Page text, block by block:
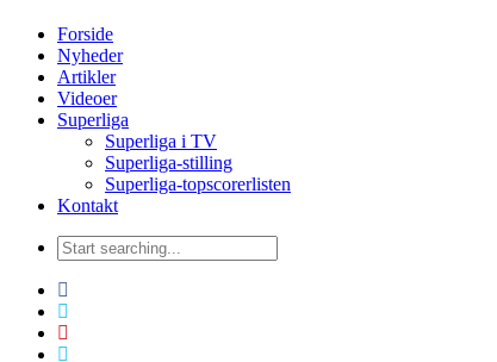
Forside
Nyheder
Artikler
Videoer
Superliga
Superliga i TV
Superliga-stilling
Superliga-topscorerlisten
Kontakt